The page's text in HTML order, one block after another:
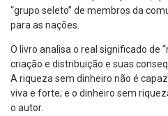
“grupo seleto” de membros da
para as nações.
O livro analisa o real significado de
criação e distribuição e suas
A riqueza sem dinheiro não é
viva e forte; e o dinheiro sem
o autor.